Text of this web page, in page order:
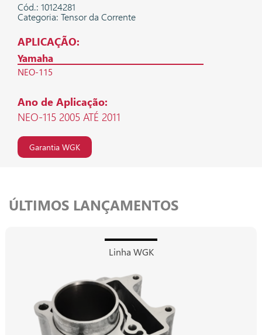
Cód.: 10124281
Categoria: Tensor da Corrente
APLICAÇÃO:
Yamaha
NEO-115
Ano de Aplicação:
NEO-115 2005 ATÉ 2011
Garantia WGK
ÚLTIMOS LANÇAMENTOS
Linha WGK